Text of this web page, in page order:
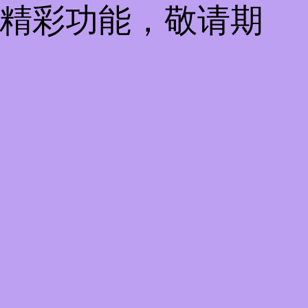
彩功能，敬请期